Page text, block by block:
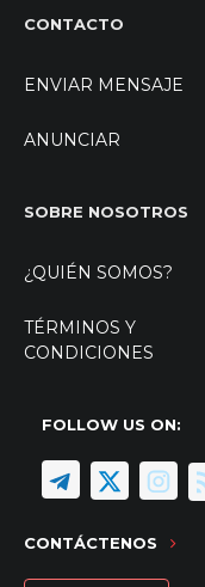
CONTACTO
ENVIAR MENSAJE
ANUNCIAR
SOBRE NOSOTROS
¿QUIÉN SOMOS?
TÉRMINOS Y
CONDICIONES
FOLLOW US ON:
CONTÁCTENOS